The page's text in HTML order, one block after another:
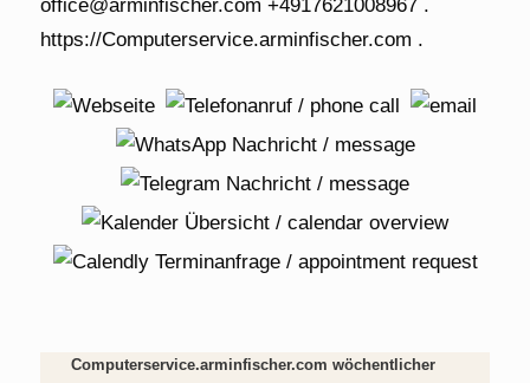
Computerservice.arminfischer.com wöchentlicher